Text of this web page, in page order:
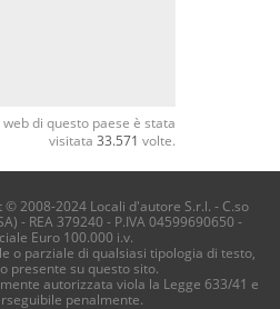
web di questo paese è stata
visitata 33.571 volte.
© 2008-2024 Locali d'autore S.r.l. - C.so
- REA 379240 - P.IVA 04599690650 -
Euro 100.000 i.v.
o parziale di qualsiasi tipologia di testo,
presente su questo sito.
autorizzata viola la Legge 633/41 e
penalmente.